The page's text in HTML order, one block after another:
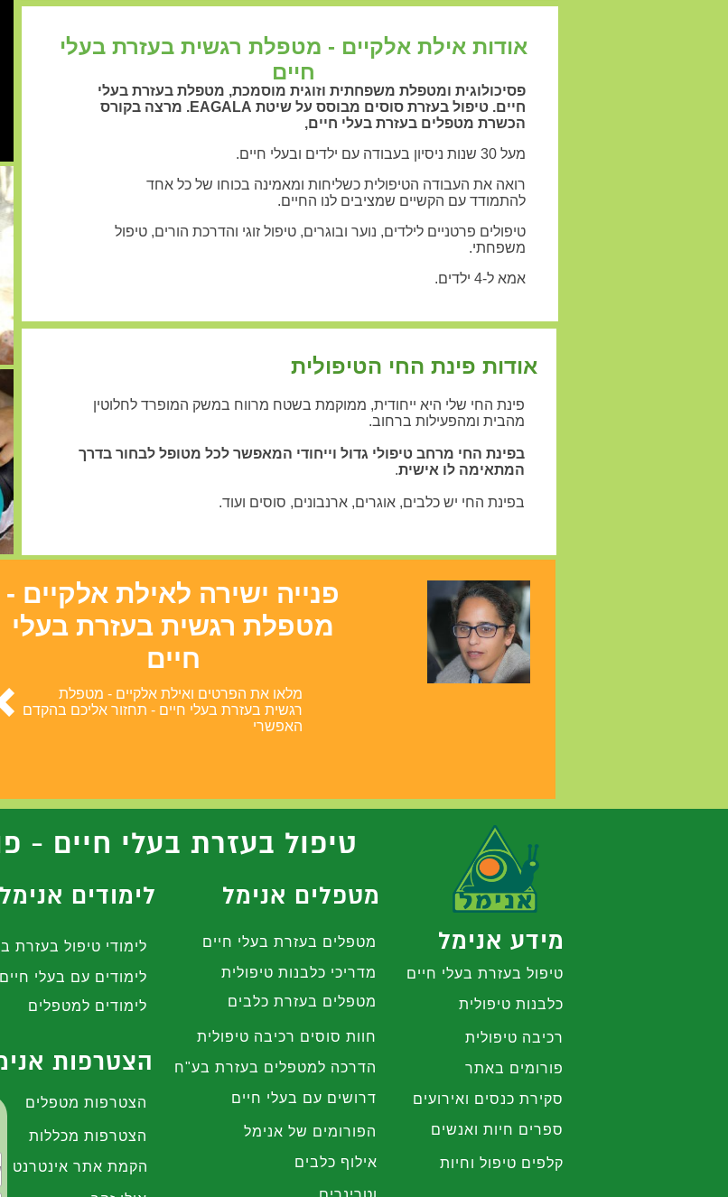
פנייה ישירה לאילת אלקיים -
מטפלת רגשית בעזרת בעלי
חיים
מלאו את הפרטים ואילת אלקיים - מטפלת
רגשית בעזרת בעלי חיים - תחזור אליכם בהקדם
האפשרי
פסיכולוגית ומטפלת משפחתית וזוגית מוסמכת, מטפלת בעזרת בעלי
חיים. טיפול בעזרת סוסים מבוסס על שיטת EAGALA. מרצה בקורס
הכשרת מטפלים בעזרת בעלי חיים,
מעל 30 שנות ניסיון בעבודה עם ילדים ובעלי חיים.
רואה את העבודה הטיפולית כשליחות ומאמינה בכוחו של כל אחד
להתמודד עם הקשיים שמציבים לנו החיים.
טיפולים פרטניים לילדים, נוער ובוגרים, טיפול זוגי והדרכת הורים, טיפול
משפחתי.
אמא ל-4 ילדים.
אודות אילת אלקיים - מטפלת רגשית בעזרת בעלי
חיים
פינת החי שלי היא ייחודית, ממוקמת בשטח מרווח במשק המופרד לחלוטין
מהבית ומהפעילות ברחוב.
בפינת החי מרחב טיפולי גדול וייחודי המאפשר לכל מטופל לבחור בדרך
המתאימה לו אישית.
בפינת החי יש כלבים, אוגרים, ארנבונים, סוסים ועוד.
אודות פינת החי הטיפולית
טיפול בעזרת בעלי חיים -
מידע אנימל
מטפלים אנימל לימודים אנימל
הצטרפות
טיפול בעזרת בעלי חיים
כלבנות טיפולית
רכיבה טיפולית
פורומים באתר
סקירת כנסים ואירועים
ספרים חיות ואנשים
קלפים טיפול וחיות
מטפלים בעזרת בעלי חיים
מדריכי כלבנות טיפולית
מטפלים בעזרת כלבים
חוות סוסים רכיבה טיפולית
הדרכה למטפלים בעזרת בע"ח
דרושים עם בעלי חיים
הפורומים של אנימל
אילוף כלבים
לימודי טיפול בעזרת
לימודים עם בעלי חיים
לימודים למטפלים
הצטרפות מטפלים
הצטרפות מכללות
הקמת אתר אינטרנט